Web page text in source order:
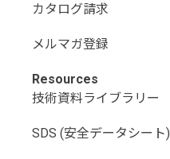
カタログ請求
メルマガ登録
Resources
技術資料ライブラリー
SDS (安全データシート)